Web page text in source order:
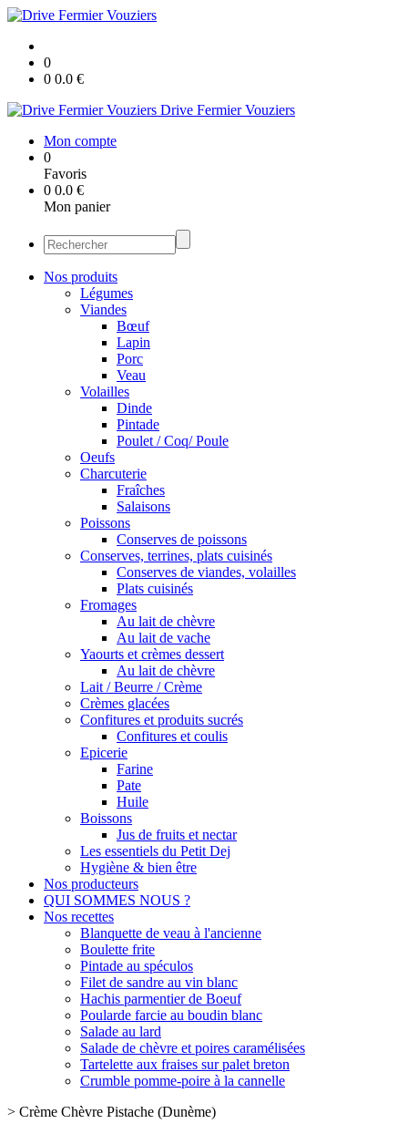
0
0 0.0 €
Drive Fermier Vouziers
Mon compte
0
Favoris
0 0.0 €
Mon panier
Nos produits
Légumes
Viandes
Bœuf
Lapin
Porc
Veau
Volailles
Dinde
Pintade
Poulet / Coq/ Poule
Oeufs
Charcuterie
Fraîches
Salaisons
Poissons
Conserves de poissons
Conserves, terrines, plats cuisinés
Conserves de viandes, volailles
Plats cuisinés
Fromages
Au lait de chèvre
Au lait de vache
Yaourts et crèmes dessert
Au lait de chèvre
Lait / Beurre / Crème
Crèmes glacées
Confitures et produits sucrés
Confitures et coulis
Epicerie
Farine
Pate
Huile
Boissons
Jus de fruits et nectar
Les essentiels du Petit Dej
Hygiène & bien être
Nos producteurs
QUI SOMMES NOUS ?
Nos recettes
Blanquette de veau à l'ancienne
Boulette frite
Pintade au spéculos
Filet de sandre au vin blanc
Hachis parmentier de Boeuf
Poularde farcie au boudin blanc
Salade au lard
Salade de chèvre et poires caramélisées
Tartelette aux fraises sur palet breton
Crumble pomme-poire à la cannelle
> Crème Chèvre Pistache (Dunème)